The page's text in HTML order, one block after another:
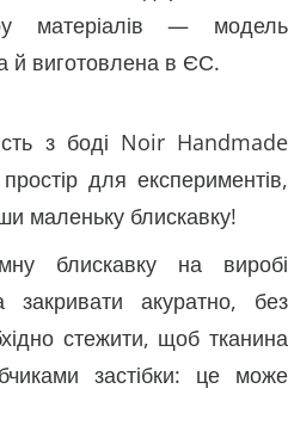
матеріалів — модель
й виготовлена в ЄС.
з боді Noir Handmade
для експериментів,
маленьку блискавку!
блискавку на виробі
закривати акуратно, без
стежити, щоб тканина
застібки: це може